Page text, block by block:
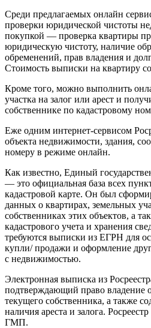
Среди предлагаемых онлайн
проверки юридической чистоты
покупкой — проверка квартиры
юридическую чистоту, наличие
обременений, прав владения и
Стоимость выписки на квартиру
Кроме того, можно выполнить
участка на залог или арест и
собственнике по кадастровому
Еже одним интернет-сервисом
объекта недвижимости, здания,
номеру в режиме онлайн.
Как известно, Единый
— это официальная база всех
кадастровой карте. Он был
данных о квартирах, земельных
собственниках этих объектов, а
кадастрового учета и хранения
требуются выписки из ЕГРН для
купли/ продажи и оформление
с недвижимостью.
Электронная выписка из
подтверждающий право владение
текущего собственника, а также
наличия ареста и залога.
ГМП.